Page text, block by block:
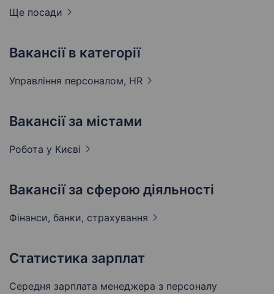
Ще посади
Вакансії в категорії
Управління персоналом, HR
Вакансії за містами
Робота у Києві
Вакансії за сферою діяльності
Фінанси, банки, страхування
Статистика зарплат
Середня зарплата менеджера з персоналу